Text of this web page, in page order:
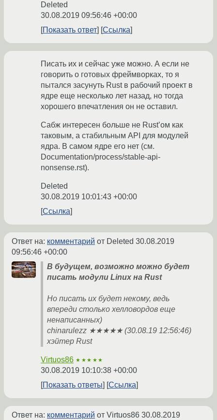
Deleted
30.08.2019 09:56:46 +00:00
Показать ответ
Ссылка
Писать их и сейчас уже можно. А если не
говорить о готовых фреймворках, то я
пытался засунуть Rust в рабочий проект в
ядре еще несколько лет назад, но тогда
хорошего впечатления он не оставил.
Сабж интересен больше не Rust’ом как
таковым, а стабильным API для модулей
ядра. В самом ядре его нет (см.
Documentation/process/stable-api-
nonsense.rst).
Deleted
30.08.2019 10:01:43 +00:00
Ссылка
Ответ на: комментарий от Deleted 30.08.2019
09:56:46 +00:00
В будущем, возможно можно будет
писать модули Linux на Rust
Но писать их будет некому, ведь
впереди столько хелловордов еще
ненаписанных)
chinarulezz ★★★★★ (30.08.19 12:56:46)
хэйтер Rust
Virtuos86 ★★★★★
30.08.2019 10:10:38 +00:00
Показать ответы
Ссылка
Ответ на: комментарий от Virtuos86 30.08.2019